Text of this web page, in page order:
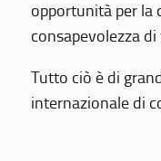
opportunità per la
consapevolezza
Tutto ciò è di
internazionale di